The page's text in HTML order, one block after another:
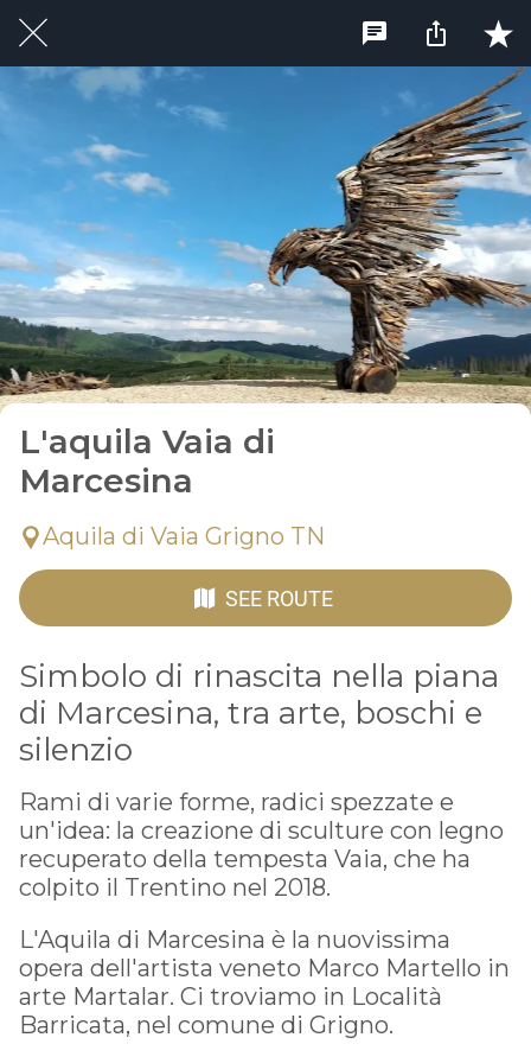
L'aquila Vaia di
Marcesina
Aquila di Vaia Grigno TN
SEE ROUTE
Simbolo di rinascita nella piana
di Marcesina, tra arte, boschi e
silenzio
Rami di varie forme, radici spezzate e
un'idea: la creazione di sculture con legno
recuperato della tempesta Vaia, che ha
colpito il Trentino nel 2018.
L'Aquila di Marcesina è la nuovissima
opera dell'artista veneto Marco Martello in
arte Martalar. Ci troviamo in Località
Barricata, nel comune di Grigno.